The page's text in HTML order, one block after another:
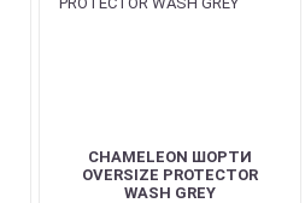
CHAMELEON ШОРТИ
OVERSIZE PROTECTOR
WASH GREY